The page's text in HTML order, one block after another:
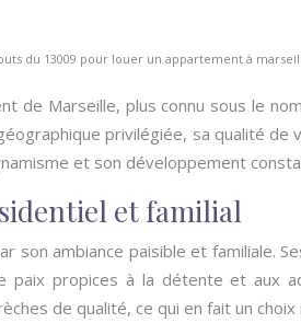
du 13009 pour louer un appartement à
de Marseille, plus connu sous le
privilégiée, sa qualité
et son développement
et familial
son ambiance paisible et familiale.
paix propices à la détente et aux
de qualité, ce qui en fait un